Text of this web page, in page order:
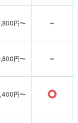
円〜 -
円〜 -
円〜 ○